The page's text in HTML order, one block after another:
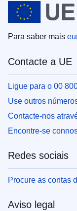
Para saber mais
Contacte a UE
Ligue para o 00
Use outros
Contacte-nos
Encontre-se
Redes sociais
Procure as contas
Aviso legal